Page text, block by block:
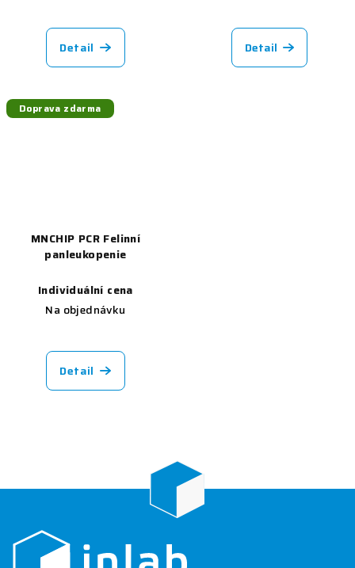
Detail Detail
Doprava zdarma
MNCHIP PCR Felinní
panleukopenie
Individuální cena
Na objednávku
Detail